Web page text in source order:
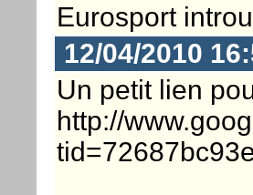
Eurosport
12/04/2010
Un petit lien
http://